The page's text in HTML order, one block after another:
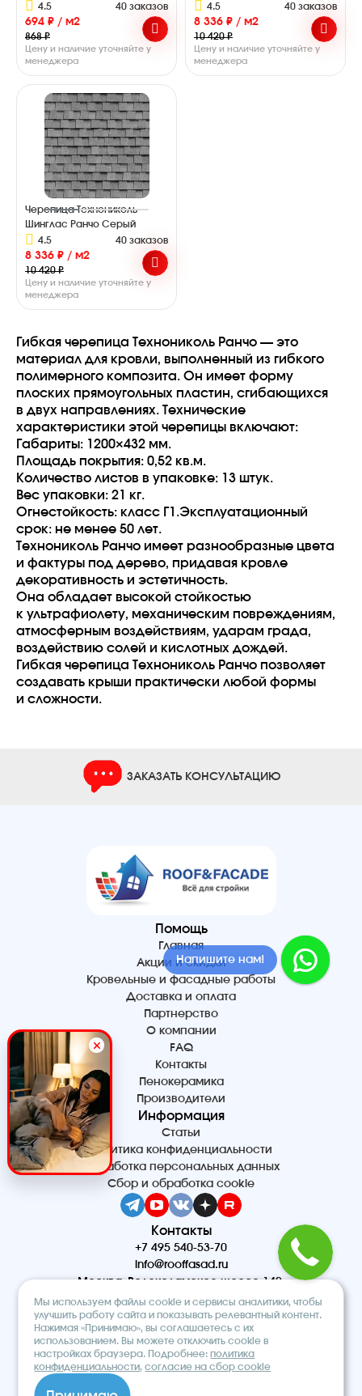
4.5
40 заказов
694 ₽ / м2
868 ₽
Цену и наличие уточняйте у
менеджера
4.5
40 заказов
8 336 ₽ / м2
10 420 ₽
Цену и наличие уточняйте у
менеджера
Черепица Технониколь
Шинглас Ранчо Серый
4.5
40 заказов
8 336 ₽ / м2
10 420 ₽
Цену и наличие уточняйте у
менеджера
Гибкая черепица Технониколь Ранчо — это
материал для кровли, выполненный из гибкого
полимерного композита. Он имеет форму
плоских прямоугольных пластин, сгибающихся
в двух направлениях. Технические
характеристики этой черепицы включают:
Габариты: 1200×432 мм.
Площадь покрытия: 0,52 кв.м.
Количество листов в упаковке: 13 штук.
Вес упаковки: 21 кг.
Огнестойкость: класс Г1.Эксплуатационный
срок: не менее 50 лет.
Технониколь Ранчо имеет разнообразные цвета
и фактуры под дерево, придавая кровле
декоративность и эстетичность.
Она обладает высокой стойкостью
к ультрафиолету, механическим повреждениям,
атмосферным воздействиям, ударам града,
воздействию солей и кислотных дождей.
Гибкая черепица Технониколь Ранчо позволяет
создавать крыши практически любой формы
и сложности.
ЗАКАЗАТЬ КОНСУЛЬТАЦИЮ
Помощь
Главная
Акции и скидки
Кровельные и фасадные работы
Доставка и оплата
Партнерство
О компании
FAQ
Контакты
Пенокерамика
Производители
Информация
Статьи
Политика конфиденциальности
Обработка персональных данных
Сбор и обработка cookie
Контакты
+7 495 540-53-70
info@rooffasad.ru
Москва, Волоколамское шоссе 142,
офис 606, 6 этаж
Реквизиты
ООО “ПТК “Титан”
ОГРН 1227700212475
ИНН 9710097508
© 2026. Строительный интернет-
Мы используем файлы cookie и сервисы аналитики, чтобы
улучшить работу сайта и показывать релевантный контент.
Нажимая «Принимаю», вы соглашаетесь с их
использованием. Вы можете отключить cookie в
настройках браузера. Подробнее:политика
конфиденциальности,согласие на сбор cookie
Напишите нам!